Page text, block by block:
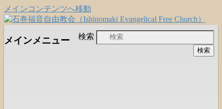
メインコンテンツへ移動
石巻福音自由教会
（Ishinomaki Evangelical Free
日本福音自由教会の有志による「石巻宣
教支援会」によって支えられる新しい
検索
メインメニュー